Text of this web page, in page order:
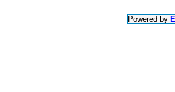
Powered by